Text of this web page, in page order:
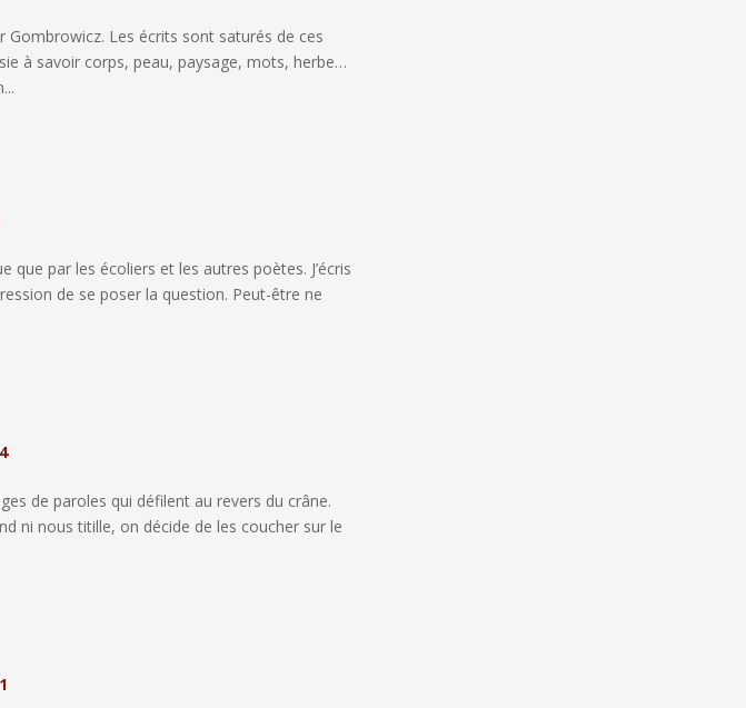
Gombrowicz. Les écrits sont saturés de ces
à savoir corps, peau, paysage, mots, herbe…
que par les écoliers et les autres poètes. J’écris
de se poser la question. Peut-être ne
de paroles qui défilent au revers du crâne.
ni nous titille, on décide de les coucher sur le